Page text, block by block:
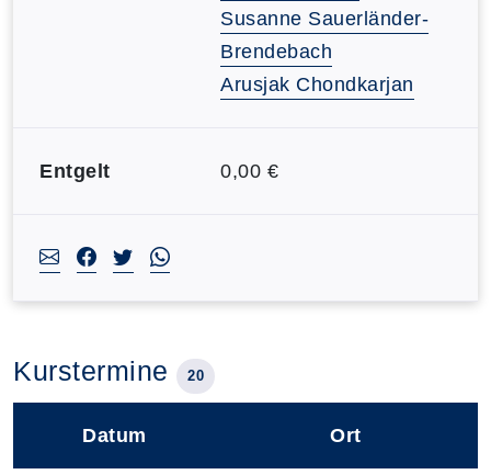
Susanne Sauerländer-
Brendebach
Arusjak Chondkarjan
Entgelt 0,00 €
Kurstermine 20
Datum Ort